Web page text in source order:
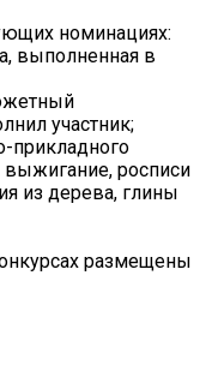
номинациях:
выполненная в
участник;
прикладного
выжигание, росписи
из дерева, глины
размещены